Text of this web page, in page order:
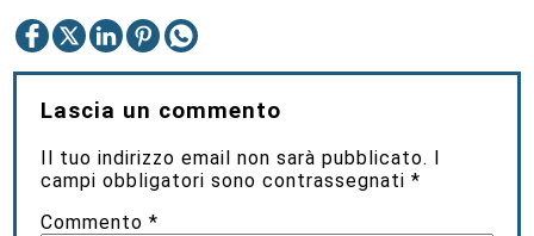
Lascia un commento
Il tuo indirizzo email non sarà pubblicato. I
campi obbligatori sono contrassegnati*
Commento*